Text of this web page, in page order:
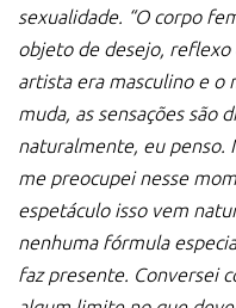
sexualidade. “O corpo
objeto de desejo, reflexo
artista era masculino e o
muda, as sensações são
naturalmente, eu penso.
me preocupei nesse
espetáculo isso vem
nenhuma fórmula
faz presente. Conversei